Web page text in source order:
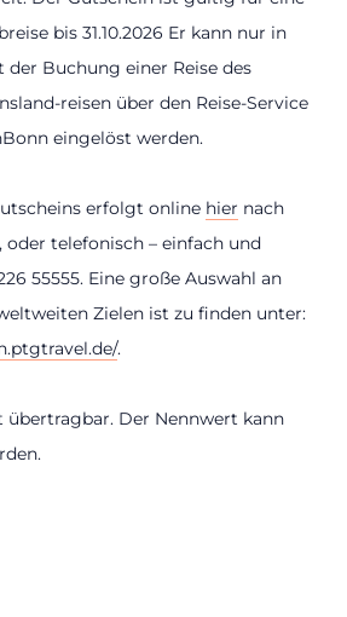
bis 31.10.2026 Er kann nur in
Buchung einer Reise des
reisen über den Reise-Service
eingelöst werden.
erfolgt online hier nach
oder telefonisch – einfach und
55555. Eine große Auswahl an
Zielen ist zu finden unter:
.
übertragbar. Der Nennwert kann